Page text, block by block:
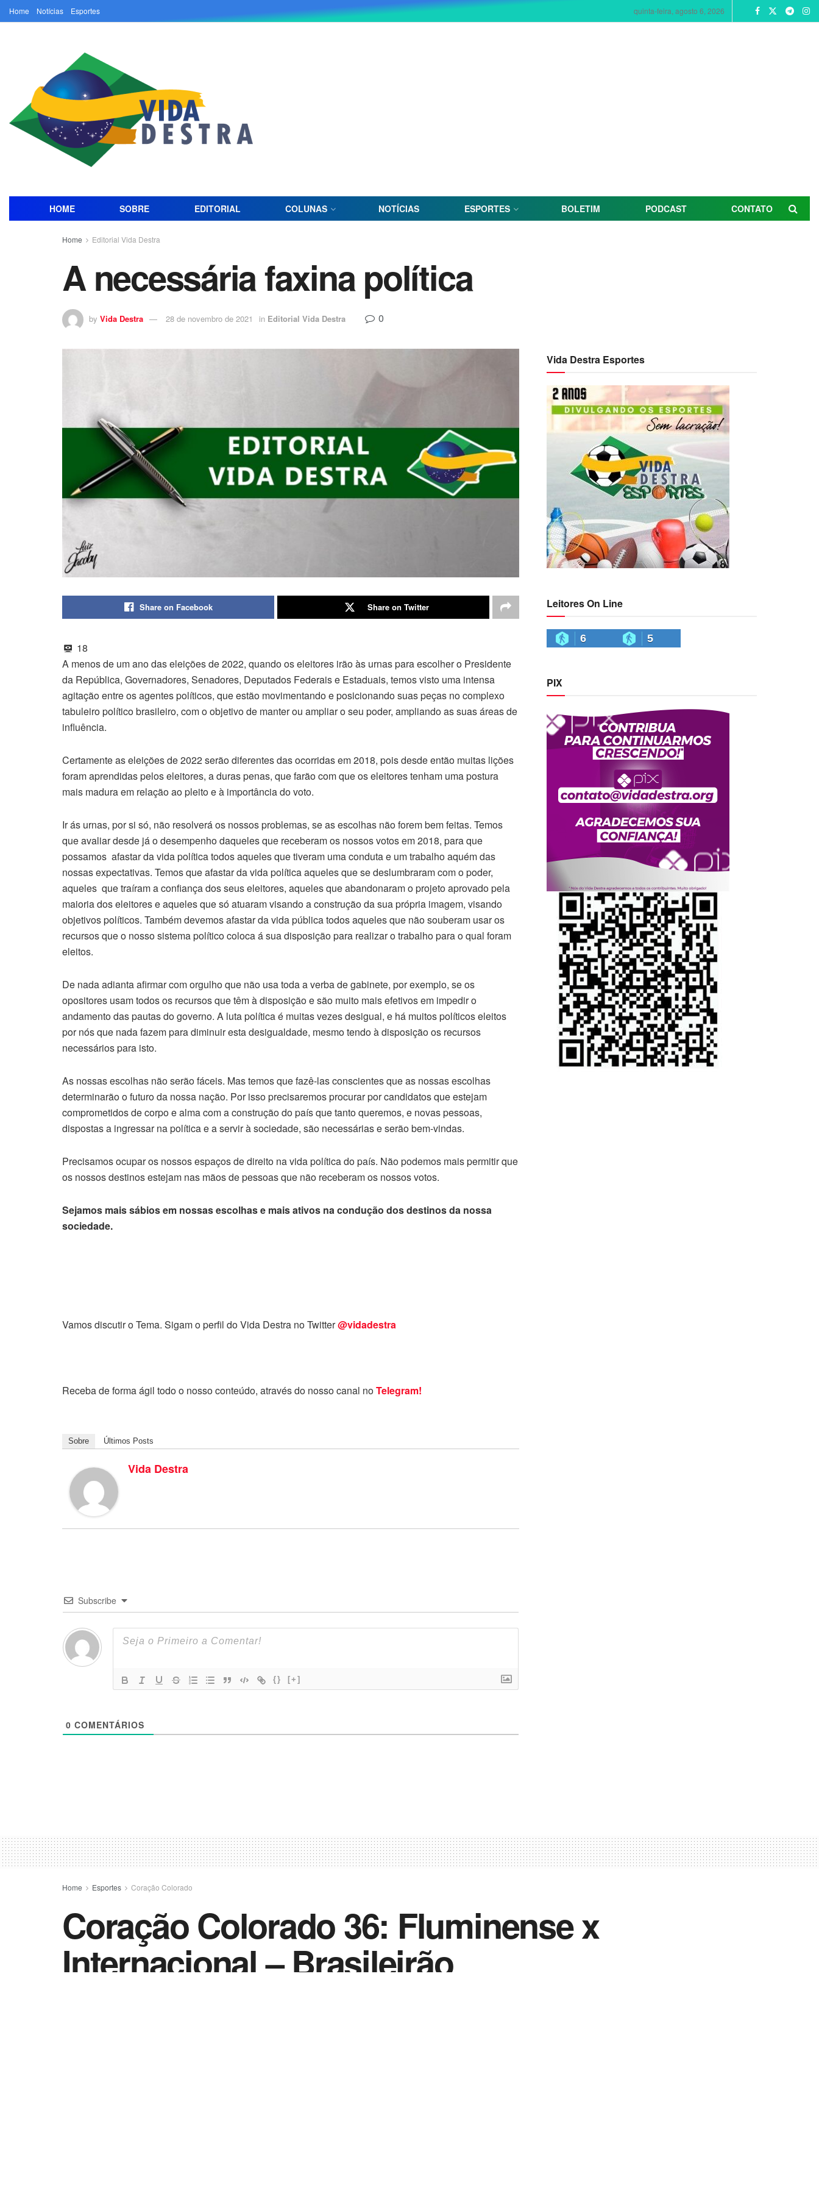
Home Notícias Esportes quinta-feira, agosto 6, 2026
HOME SOBRE EDITORIAL COLUNAS NOTÍCIAS ESPORTES BOLETIM PODCAST CONTATO
Home Editorial Vida Destra
A necessária faxina política
by Vida Destra 28 de novembro de 2021 in Editorial Vida Destra 0
Share on Facebook Share on Twitter
18
A menos de um ano das eleições de 2022, quando os eleitores irão às urnas para escolher o Presidente
da República, Governadores, Senadores, Deputados Federais e Estaduais, temos visto uma intensa
agitação entre os agentes políticos, que estão movimentando e posicionando suas peças no complexo
tabuleiro político brasileiro, com o objetivo de manter ou ampliar o seu poder, ampliando as suas áreas de
influência.
Certamente as eleições de 2022 serão diferentes das ocorridas em 2018, pois desde então muitas lições
foram aprendidas pelos eleitores, a duras penas, que farão com que os eleitores tenham uma postura
mais madura em relação ao pleito e à importância do voto.
Ir ás urnas, por si só, não resolverá os nossos problemas, se as escolhas não forem bem feitas. Temos
que avaliar desde já o desempenho daqueles que receberam os nossos votos em 2018, para que
possamos afastar da vida política todos aqueles que tiveram uma conduta e um trabalho aquém das
nossas expectativas. Temos que afastar da vida política aqueles que se deslumbraram com o poder,
aqueles que traíram a confiança dos seus eleitores, aqueles que abandonaram o projeto aprovado pela
maioria dos eleitores e aqueles que só atuaram visando a construção da sua própria imagem, visando
objetivos políticos. Também devemos afastar da vida pública todos aqueles que não souberam usar os
recursos que o nosso sistema político coloca á sua disposição para realizar o trabalho para o qual foram
eleitos.
De nada adianta afirmar com orgulho que não usa toda a verba de gabinete, por exemplo, se os
opositores usam todos os recursos que têm à disposição e são muito mais efetivos em impedir o
andamento das pautas do governo. A luta política é muitas vezes desigual, e há muitos políticos eleitos
por nós que nada fazem para diminuir esta desigualdade, mesmo tendo à disposição os recursos
necessários para isto.
As nossas escolhas não serão fáceis. Mas temos que fazê-las conscientes que as nossas escolhas
determinarão o futuro da nossa nação. Por isso precisaremos procurar por candidatos que estejam
comprometidos de corpo e alma com a construção do país que tanto queremos, e novas pessoas,
dispostas a ingressar na política e a servir à sociedade, são necessárias e serão bem-vindas.
Precisamos ocupar os nossos espaços de direito na vida política do país. Não podemos mais permitir que
os nossos destinos estejam nas mãos de pessoas que não receberam os nossos votos.
Sejamos mais sábios em nossas escolhas e mais ativos na condução dos destinos da nossa
sociedade.
Vamos discutir o Tema. Sigam o perfil do Vida Destra no Twitter@vidadestra
Receba de forma ágil todo o nosso conteúdo, através do nosso canal noTelegram!
Sobre Últimos Posts
Vida Destra
Subscribe
{} [+]
0 COMENTÁRIOS
Vida Destra Esportes
Leitores On Line
6 5
PIX
Home Esportes Coração Colorado
Coração Colorado 36: Fluminense x
Internacional – Brasileirão